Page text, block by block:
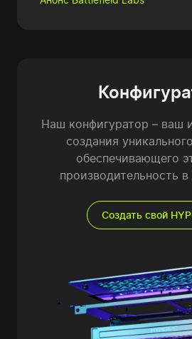
Наш конфигуратор – ваш
создания
обеспечивающего
производительность
Создать свой